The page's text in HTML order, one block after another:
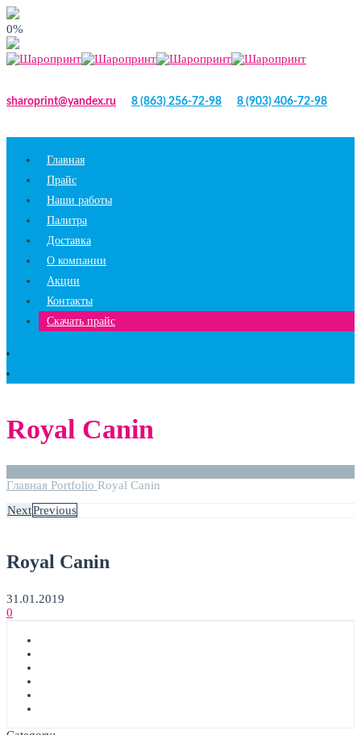
0%
sharoprint@yandex.ru 8 (863) 256-72-98 8 (903) 406-72-98
Главная
Прайс
Наши работы
Палитра
Доставка
О компании
Акции
Контакты
Скачать прайс
Royal Canin
Главная Portfolio Royal Canin
NextPrevious
Royal Canin
31.01.2019
0